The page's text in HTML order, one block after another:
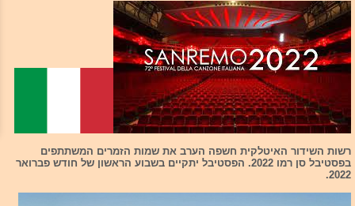
רשות השידור האיטלקית חשפה הערב את שמות הזמרים המשתתפים
בפסטיבל סן רמו 2022. הפסטיבל יתקיים בשבוע הראשון של חודש פברואר
2022.